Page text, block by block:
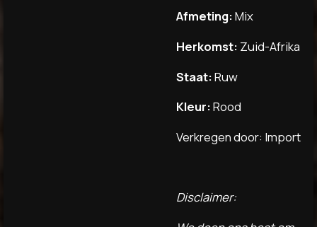
Afmeting:Mix
Herkomst: Zuid-Afrika
Staat:Ruw
Kleur:Rood
Verkregen door: Import
Disclaimer: